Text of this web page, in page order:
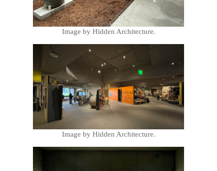
Image by Hidden Architecture.
Image by Hidden Architecture.